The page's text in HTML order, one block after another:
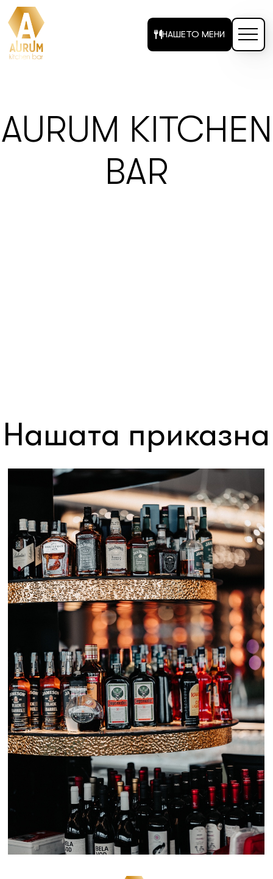
НАШЕТО МЕНИ
AURUM KITCHEN
BAR
Нашата приказна